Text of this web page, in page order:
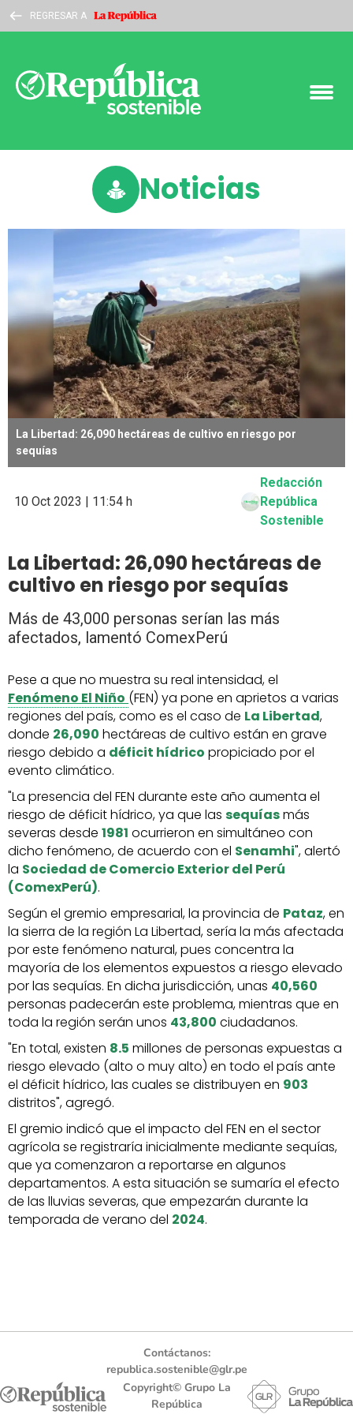
REGRESAR A
Noticias
La Libertad: 26,090 hectáreas de cultivo en riesgo por
sequías
10 Oct 2023 | 11:54 h
Redacción
República
Sostenible
La Libertad: 26,090 hectáreas de
cultivo en riesgo por sequías
Más de 43,000 personas serían las más
afectados, lamentó ComexPerú
Pese a que no muestra su real intensidad, el
Fenómeno El Niño (FEN) ya pone en aprietos a varias
regiones del país, como es el caso de La Libertad,
donde 26,090 hectáreas de cultivo están en grave
riesgo debido a déficit hídrico propiciado por el
evento climático.
"La presencia del FEN durante este año aumenta el
riesgo de déficit hídrico, ya que las sequíasmás
severas desde 1981 ocurrieron en simultáneo con
dicho fenómeno, de acuerdo con el Senamhi", alertó
la Sociedad de Comercio Exterior del Perú
(ComexPerú).
Según el gremio empresarial, la provincia de Pataz, en
la sierra de la región La Libertad, sería la más afectada
por este fenómeno natural, pues concentra la
mayoría de los elementos expuestos a riesgo elevado
por las sequías. En dicha jurisdicción, unas 40,560
personas padecerán este problema, mientras que en
toda la región serán unos 43,800 ciudadanos.
"En total, existen 8.5 millones de personas expuestas a
riesgo elevado (alto o muy alto) en todo el país ante
el déficit hídrico, las cuales se distribuyen en 903
distritos", agregó.
El gremio indicó que el impacto del FEN en el sector
agrícola se registraría inicialmente mediante sequías,
que ya comenzaron a reportarse en algunos
departamentos. A esta situación se sumaría el efecto
de las lluvias severas, que empezarán durante la
temporada de verano del 2024.
Contáctanos:
republica.sostenible@glr.pe
Copyright© Grupo La
República